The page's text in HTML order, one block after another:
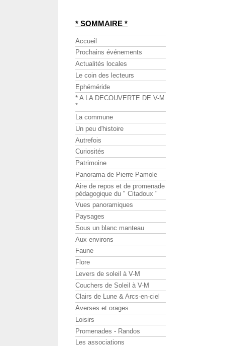
* SOMMAIRE *
Accueil
Prochains événements
Actualités locales
Le coin des lecteurs
Ephéméride
* A LA DECOUVERTE DE V-M
*
La commune
Un peu d'histoire
Autrefois
Curiosités
Patrimoine
Panorama de Pierre Pamole
Aire de repos et de promenade
pédagogique du " Citadoux "
Vues panoramiques
Paysages
Sous un blanc manteau
Aux environs
Faune
Flore
Levers de soleil à V-M
Couchers de Soleil à V-M
Clairs de Lune & Arcs-en-ciel
Averses et orages
Loisirs
Promenades - Randos
Les associations